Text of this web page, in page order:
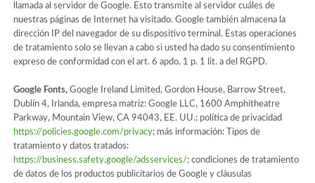
llamada al servidor de Google. Esto transmite al servidor cuáles de
nuestras páginas de Internet ha visitado. Google también almacena la
dirección IP del navegador de su dispositivo terminal. Estas operaciones
de tratamiento solo se llevan a cabo si usted ha dado su consentimiento
expreso de conformidad con el art. 6 apdo. 1 p. 1 lit. a del RGPD.
Google Fonts, Google Ireland Limited, Gordon House, Barrow Street,
Dublín 4, Irlanda, empresa matriz: Google LLC, 1600 Amphitheatre
Parkway, Mountain View, CA 94043, EE. UU.; política de privacidad
https://policies.google.com/privacy; más información: Tipos de
tratamiento y datos tratados:
https://business.safety.google/adsservices/; condiciones de tratamiento
de datos de los productos publicitarios de Google y cláusulas